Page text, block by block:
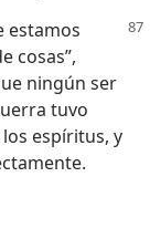
estamos
cosas”,
ningún ser
tuvo
espíritus, y